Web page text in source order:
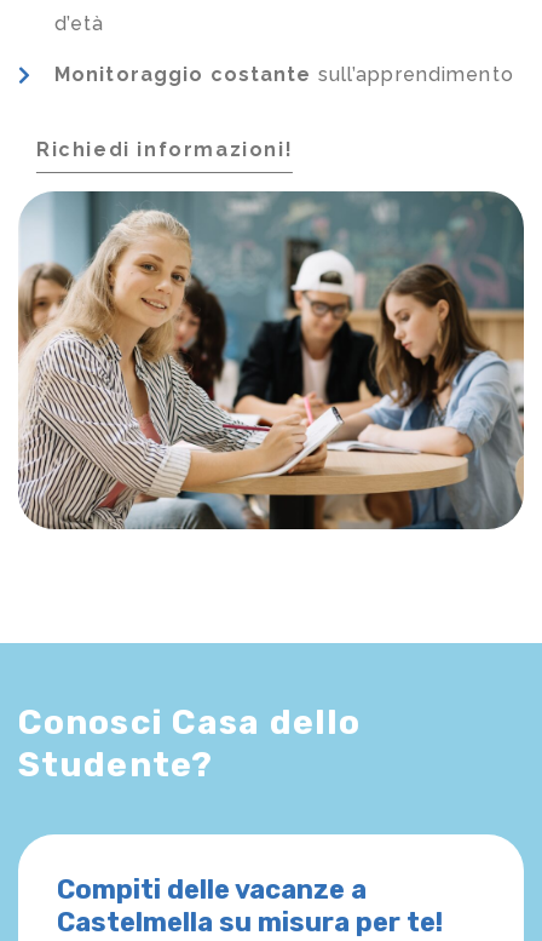
d’età
Monitoraggio costante sull’apprendimento
Richiedi informazioni!
Conosci Casa dello
Studente?
Compiti delle vacanze a
Castelmella su misura per te!